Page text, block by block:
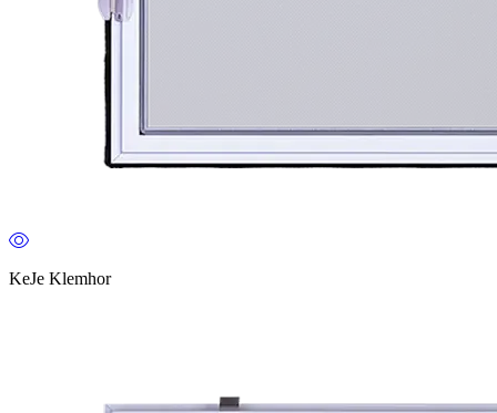
KeJe Klemhor